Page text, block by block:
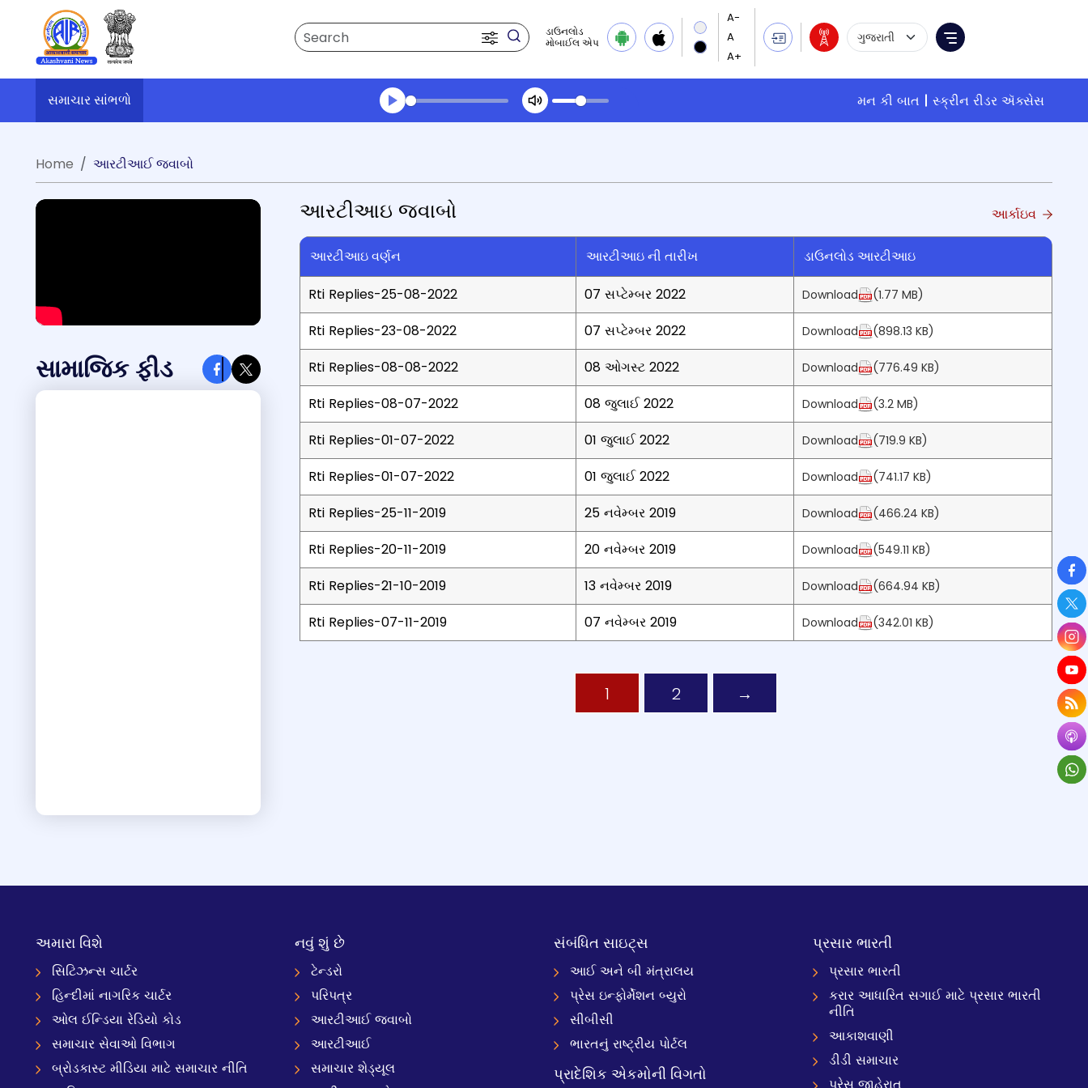
Search
ડાઉનલોડ
મોબાઈલ એપ
Language Selection
Menu
સમાચાર સાંભળો મન કી બાત
સ્ક્રીન રીડર ઍક્સેસ
Transcript summary
Home
આરટીઆઈ જવાબો
સામાજિક ફીડ
આરટીઆઇ જવાબો આર્કાઇવ
આરટીઆઇ વર્ણન આરટીઆઇ ની તારીખ ડાઉનલોડ આરટીઆઇ
Rti Replies-25-08-2022 07 સપ્ટેમ્બર 2022 Download (1.77 MB)
Rti Replies-23-08-2022 07 સપ્ટેમ્બર 2022 Download (898.13 KB)
Rti Replies-08-08-2022 08 ઓગસ્ટ 2022 Download (776.49 KB)
Rti Replies-08-07-2022 08 જુલાઈ 2022 Download (3.2 MB)
Rti Replies-01-07-2022 01 જુલાઈ 2022 Download (719.9 KB)
Rti Replies-01-07-2022 01 જુલાઈ 2022 Download (741.17 KB)
Rti Replies-25-11-2019 25 નવેમ્બર 2019 Download (466.24 KB)
Rti Replies-20-11-2019 20 નવેમ્બર 2019 Download (549.11 KB)
Rti Replies-21-10-2019 13 નવેમ્બર 2019 Download (664.94 KB)
Rti Replies-07-11-2019 07 નવેમ્બર 2019 Download (342.01 KB)
Page
1 Page
2 →
અમારા વિશે
સિટિઝન્સ ચાર્ટર
હિન્દીમાં નાગરિક ચાર્ટર
ઓલ ઈન્ડિયા રેડિયો કોડ
સમાચાર સેવાઓ વિભાગ
બ્રોડકાસ્ટ મીડિયા માટે સમાચાર નીતિ
નવું શું છે
ટેન્ડરો
પરિપત્ર
આરટીઆઈ જવાબો
આરટીઆઈ
સમાચાર શેડ્યૂલ
સંબંધિત સાઇટ્સ
આઈ અને બી મંત્રાલય
પ્રેસ ઇન્ફોર્મેશન બ્યુરો
સીબીસી
ભારતનું રાષ્ટ્રીય પોર્ટલ
પ્રાદેશિક એકમોની વિગતો
પ્રસાર ભારતી
પ્રસાર ભારતી
કરાર આધારિત સગાઈ માટે પ્રસાર ભારતી
નીતિ
આકાશવાણી
ડીડી સમાચાર
પ્રેસ જાહેરાત